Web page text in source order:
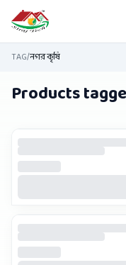
Skip to main content
TAG/নগর কৃষি
Products